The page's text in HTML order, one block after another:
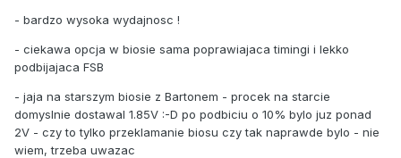
- bardzo wysoka wydajnosc !
- ciekawa opcja w biosie sama poprawiajaca timingi i lekko
podbijajaca FSB
- jaja na starszym biosie z Bartonem - procek na starcie
domyslnie dostawal 1.85V :-D po podbiciu o 10% bylo juz ponad
2V - czy to tylko przeklamanie biosu czy tak naprawde bylo - nie
wiem, trzeba uwazac